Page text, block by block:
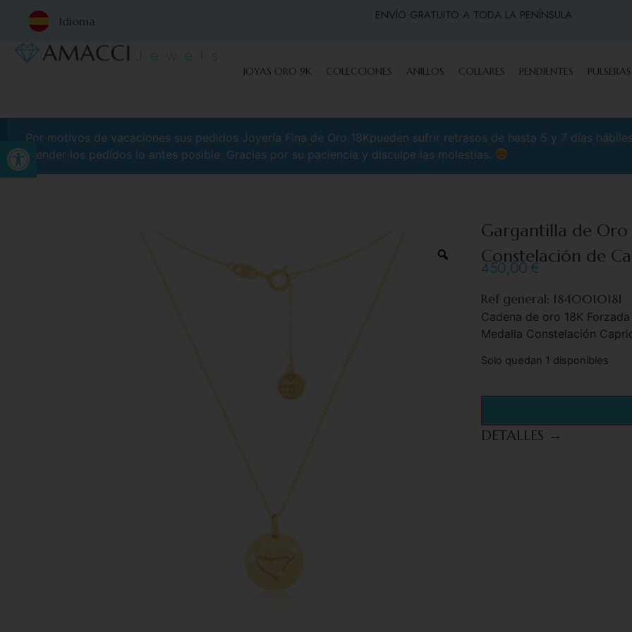
Abrir barra de herramientas
Idioma ENVÍO GRATUITO A TODA LA PENÍNSULA
JOYAS ORO 9K COLECCIONES ANILLOS COLLARES PENDIENTES PULSERAS
Por motivos de vacaciones sus pedidos Joyería Fina de Oro 18Kpueden sufrir retrasos de hasta 5 y 7 días
atender los pedidos lo antes posible. Gracias por su paciencia y disculpe las molestias.
Gargantilla de Oro
Constelación de
450,00€
Ref general: 1840010181
Cadena de oro 18K
Medalla Constelación
Solo quedan 1 disponibles
DETALLES →